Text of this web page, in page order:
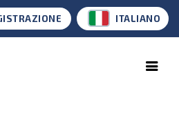
ITALIANO